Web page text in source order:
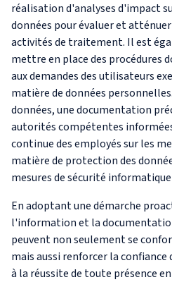
réalisation d'analyses d'impact
données pour évaluer et atténuer
activités de traitement. Il est
mettre en place des procédures
aux demandes des utilisateurs
matière de données
données, une documentation
autorités compétentes
continue des employés sur les
matière de protection des
mesures de sécurité
En adoptant une démarche
l'information et la
peuvent non seulement se
mais aussi renforcer la
à la réussite de toute présence